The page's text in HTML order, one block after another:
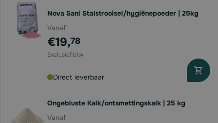
Nova Sani Stalstrooisel/hygiënepoeder | 25kg
Vanaf
€19,78
Direct leverbaar
Ongebluste Kalk/ontsmettingskalk | 25 kg
Vanaf